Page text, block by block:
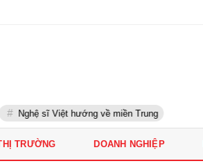
Nghệ sĩ Việt hướng về miền Trung
TRƯỜNG DOANH NGHIỆP